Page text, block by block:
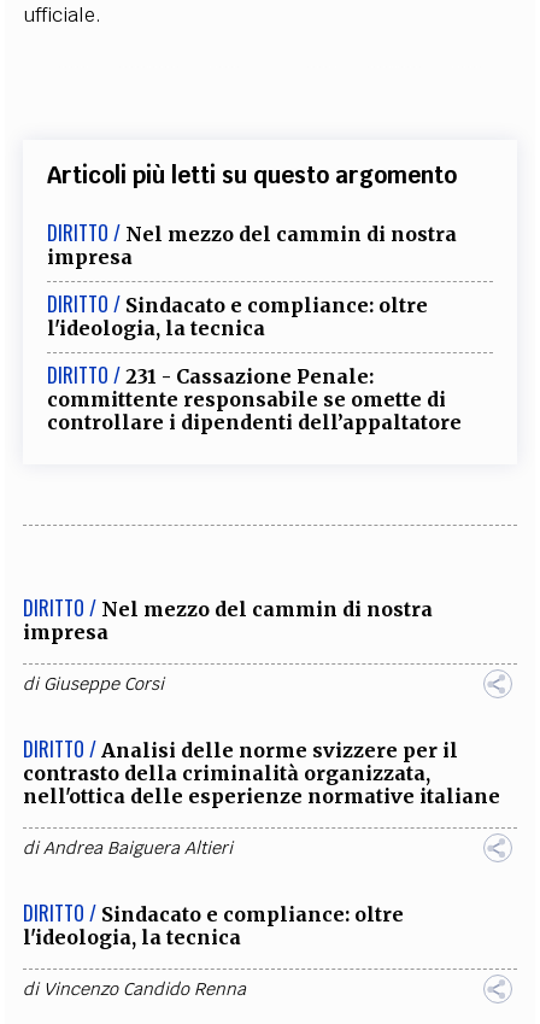
ufficiale.
Articoli più letti su questo argomento
DIRITTO / Nel mezzo del cammin di nostra
impresa
DIRITTO / Sindacato e compliance: oltre
l'ideologia, la tecnica
DIRITTO / 231 - Cassazione Penale:
committente responsabile se omette di
controllare i dipendenti dell’appaltatore
DIRITTO / Nel mezzo del cammin di nostra
impresa
diGiuseppe Corsi
DIRITTO / Analisi delle norme svizzere per il
contrasto della criminalità organizzata,
nell'ottica delle esperienze normative italiane
diAndrea Baiguera Altieri
DIRITTO / Sindacato e compliance: oltre
l'ideologia, la tecnica
di Vincenzo Candido Renna